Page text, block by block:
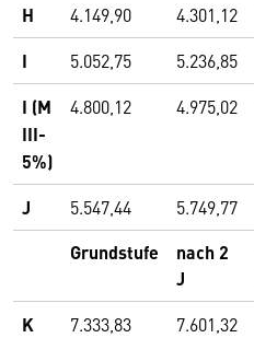
H 4.149,90 4.301,12
I 5.052,75 5.236,85
I (M
III-
5%)
4.800,12 4.975,02
J 5.547,44 5.749,77
Grundstufe
nach 2
J
K 7.333,83 7.601,32